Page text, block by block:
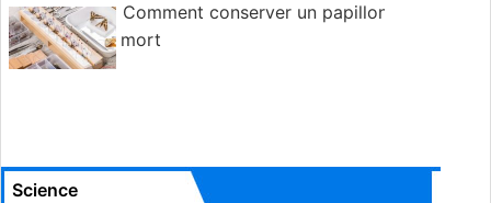
Comment conserver un papillon
mort
Science